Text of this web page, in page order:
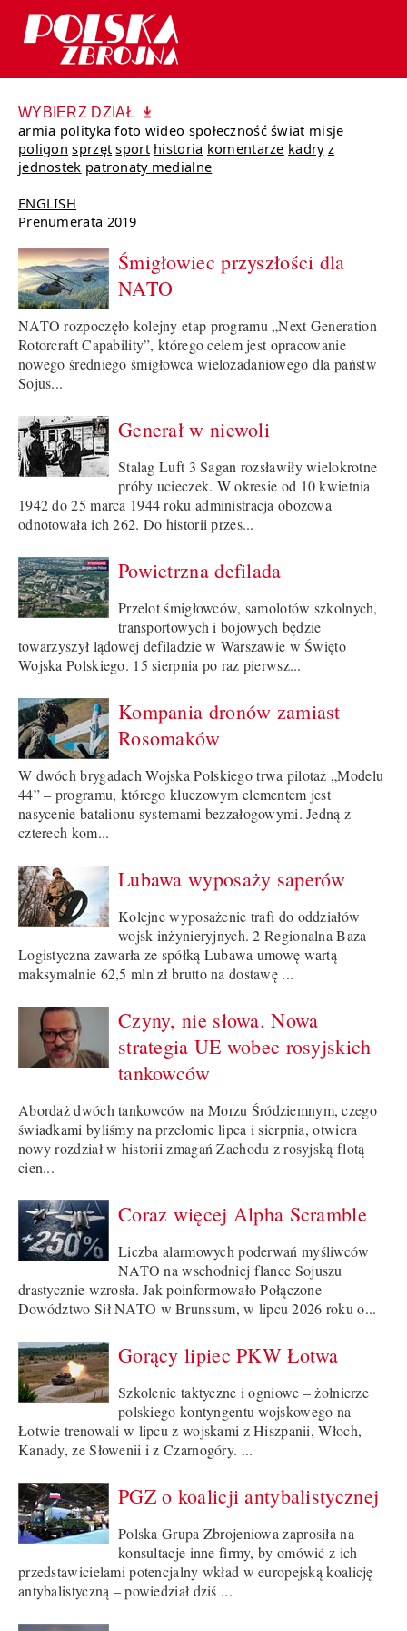
WYBIERZ DZIAŁ
armia polityka foto wideo społeczność świat misje
poligon sprzęt sport historia komentarze kadry z
jednostek patronaty medialne
ENGLISH
Prenumerata 2019
Śmigłowiec przyszłości dla
NATO
NATO rozpoczęło kolejny etap programu „Next Generation
Rotorcraft Capability”, którego celem jest opracowanie
nowego średniego śmigłowca wielozadaniowego dla państw
Sojus...
Generał w niewoli
Stalag Luft 3 Sagan rozsławiły wielokrotne
próby ucieczek. W okresie od 10 kwietnia
1942 do 25 marca 1944 roku administracja obozowa
odnotowała ich 262. Do historii przes...
Powietrzna defilada
Przelot śmigłowców, samolotów szkolnych,
transportowych i bojowych będzie
towarzyszył lądowej defiladzie w Warszawie w Święto
Wojska Polskiego. 15 sierpnia po raz pierwsz...
Kompania dronów zamiast
Rosomaków
W dwóch brygadach Wojska Polskiego trwa pilotaż „Modelu
44” – programu, którego kluczowym elementem jest
nasycenie batalionu systemami bezzałogowymi. Jedną z
czterech kom...
Lubawa wyposaży saperów
Kolejne wyposażenie trafi do oddziałów
wojsk inżynieryjnych. 2 Regionalna Baza
Logistyczna zawarła ze spółką Lubawa umowę wartą
maksymalnie 62,5 mln zł brutto na dostawę ...
Czyny, nie słowa. Nowa
strategia UE wobec rosyjskich
tankowców
Abordaż dwóch tankowców na Morzu Śródziemnym, czego
świadkami byliśmy na przełomie lipca i sierpnia, otwiera
nowy rozdział w historii zmagań Zachodu z rosyjską flotą
cien...
Coraz więcej Alpha Scramble
Liczba alarmowych poderwań myśliwców
NATO na wschodniej flance Sojuszu
drastycznie wzrosła. Jak poinformowało Połączone
Dowództwo Sił NATO w Brunssum, w lipcu 2026 roku o...
Gorący lipiec PKW Łotwa
Szkolenie taktyczne i ogniowe – żołnierze
polskiego kontyngentu wojskowego na
Łotwie trenowali w lipcu z wojskami z Hiszpanii, Włoch,
Kanady, ze Słowenii i z Czarnogóry. ...
PGZ o koalicji antybalistycznej
Polska Grupa Zbrojeniowa zaprosiła na
konsultacje inne firmy, by omówić z ich
przedstawicielami potencjalny wkład w europejską koalicję
antybalistyczną – powiedział dziś ...